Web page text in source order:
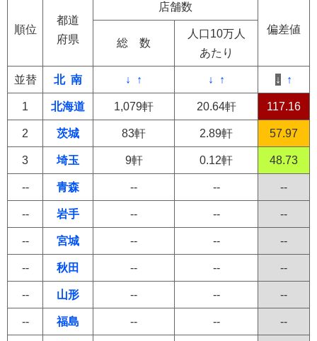
順位
都道
府県
店舗数
偏差値
総 数
人口10万人
あたり
並替 北 南 ↓ ↑ ↓ ↑ ↓ ↑
1 北海道 1,079軒 20.64軒 117.16
2 茨城 83軒 2.89軒 57.97
3 埼玉 9軒 0.12軒 48.73
-- 青森 -- -- --
-- 岩手 -- -- --
-- 宮城 -- -- --
-- 秋田 -- -- --
-- 山形 -- -- --
-- 福島 -- -- --